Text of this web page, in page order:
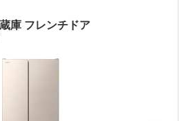
庫 フレンチドア